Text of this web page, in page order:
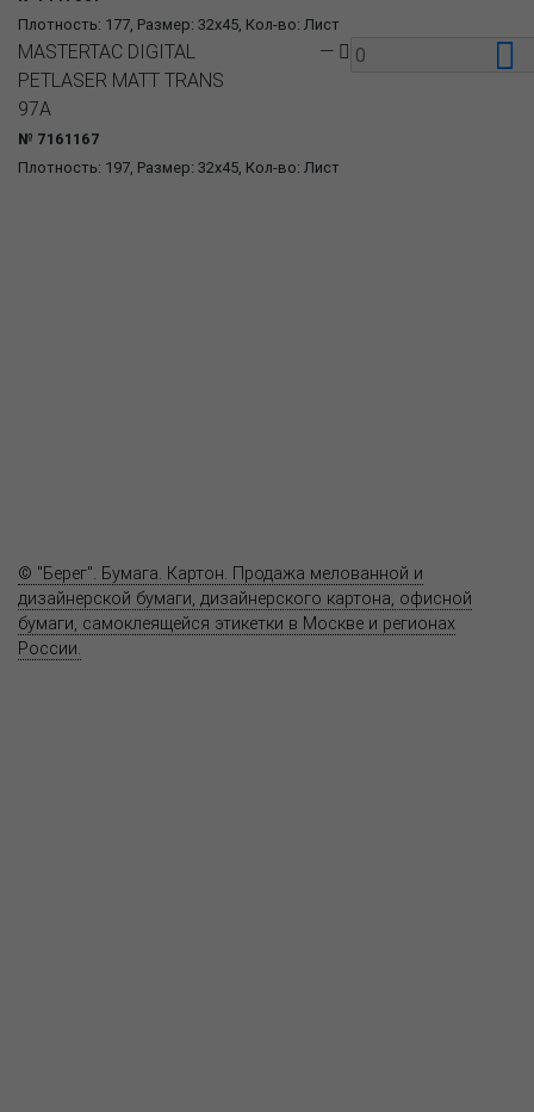
Плотность: 177, Размер: 32x45, Кол-во: Лист
Плотность: 197, Размер: 32x45, Кол-во: Лист
MASTERTAC DIGITAL
PETLASER MATT TRANS
97A
№ 7161167
—
© "Берег". Бумага. Картон. Продажа мелованной и
дизайнерской бумаги, дизайнерского картона, офисной
бумаги, самоклеящейся этикетки в Москве и регионах
России.